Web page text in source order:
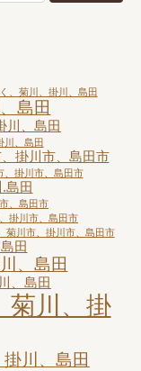
、菊川、掛川、島田
島田
川、島田
川、島田
掛川市、島田市
、掛川市、島田市
島田
、島田市
掛川市、島田市
菊川市、掛川市、島田市
田
、島田
、島田
菊川、掛
川、島田